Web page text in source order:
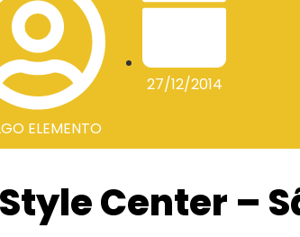
ELEMENTO
27/12/2014
Center –